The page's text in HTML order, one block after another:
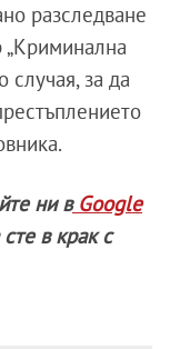
разследване
„Криминална
случая, за да
ни вGoogle
в крак с